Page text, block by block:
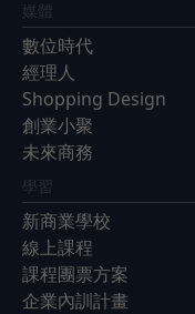
媒體
數位時代
經理人
Shopping Design
創業小聚
未來商務
學習
新商業學校
線上課程
課程團票方案
企業內訓計畫